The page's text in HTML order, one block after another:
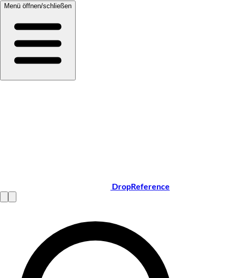
Menü öffnen/schließen
DropReference